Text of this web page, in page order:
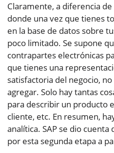
Claramente, a diferencia
donde una vez que tienes
en la base de datos sobre
poco limitado. Se supone
contrapartes electrónicas
que tienes una
satisfactoria del negocio,
agregar. Solo hay tantas
para describir un producto
cliente, etc. En resumen,
analítica. SAP se dio
por esta segunda etapa a